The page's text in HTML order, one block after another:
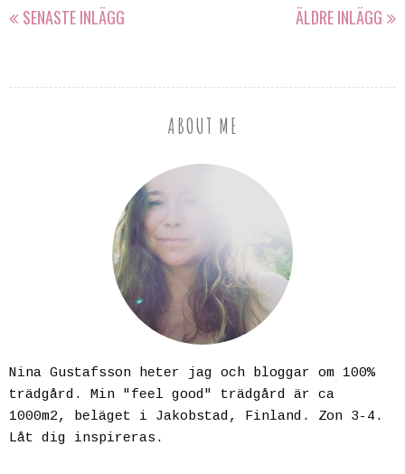
SENASTE INLÄGG ÄLDRE INLÄGG
ABOUT ME
Nina Gustafsson heter jag och bloggar om 100%
trädgård. Min "feel good" trädgård är ca
1000m2, beläget i Jakobstad, Finland. Zon 3-4.
Låt dig inspireras.